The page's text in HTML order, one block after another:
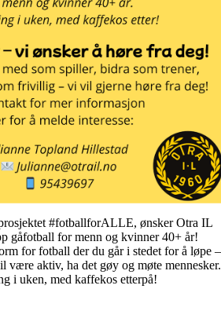
#fotballforALLE, ønsker Otra IL
gåfotball for menn og kvinner 40+ år!
for fotball der du går i stedet for å løpe –
være aktiv, ha det gøy og møte mennesker.
i uken, med kaffekos etterpå!